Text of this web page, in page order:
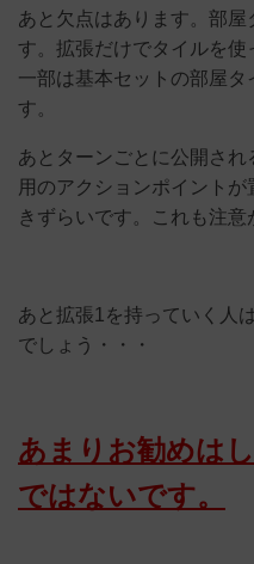
あと欠点はあります。部
す。拡張だけでタイルを
一部は基本セットの部屋
す。
あとターンごとに公開さ
用のアクションポイント
きずらいです。これも注意
あと拡張1を持っていく人
でしょう・・・
あまりお勧めは
ではないです。